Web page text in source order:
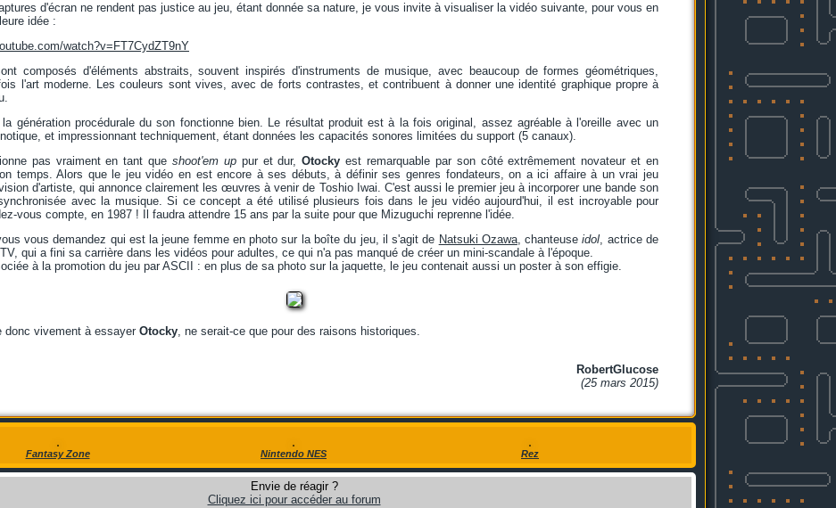
d'écran ne rendent pas justice au jeu, étant donnée sa nature, je vous invite à visualiser la vidéo suivante, pour vous en
idée :
watch?v=FT7CydZT9nY
composés d'éléments abstraits, souvent inspirés d'instruments de musique, avec beaucoup de formes géométriques,
l'art moderne. Les couleurs sont vives, avec de forts contrastes, et contribuent à donner une identité graphique propre à
la génération procédurale du son fonctionne bien. Le résultat produit est à la fois original, assez agréable à l'oreille avec un
et impressionnant techniquement, étant données les capacités sonores limitées du support (5 canaux).
pas vraiment en tant que shoot'em uppur et dur,Otocky est remarquable par son côté extrêmement novateur et en
temps. Alors que le jeu vidéo en est encore à ses débuts, à définir ses genres fondateurs, on a ici affaire à un vrai jeu
d'artiste, qui annonce clairement les œuvres à venir de Toshio Iwai. C'est aussi le premier jeu à incorporer une bande son
avec la musique. Si ce concept a été utilisé plusieurs fois dans le jeu vidéo aujourd'hui, il est incroyable pour
vous compte, en 1987 ! Il faudra attendre 15 ans par la suite pour que Mizuguchi reprenne l'idée.
vous demandez qui est la jeune femme en photo sur la boîte du jeu, il s'agit de Natsuki Ozawa, chanteuseidol, actrice de
qui a fini sa carrière dans les vidéos pour adultes, ce qui n'a pas manqué de créer un mini-scandale à l'époque.
à la promotion du jeu par ASCII : en plus de sa photo sur la jaquette, le jeu contenait aussi un poster à son effigie.
donc vivement à essayer Otocky, ne serait-ce que pour des raisons historiques.
RobertGlucose
(25 mars 2015)
Fantasy Zone Nintendo NES Rez
Envie de réagir ?
Cliquez ici pour accéder au forum